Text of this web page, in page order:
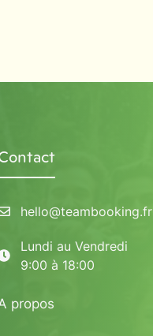
hello@teambooking.fr
Lundi au Vendredi
9:00 à 18:00
propos